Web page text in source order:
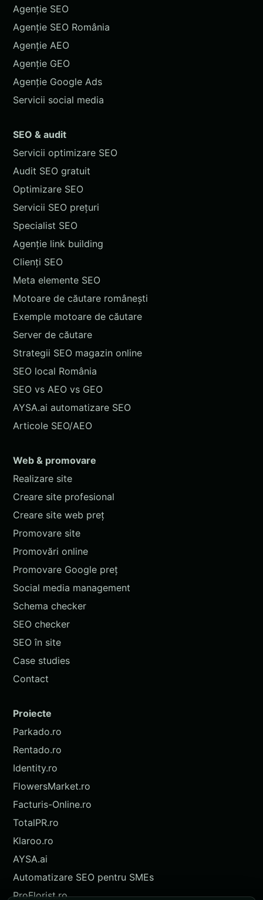
Agenție SEO
Agenție SEO România
Agenție AEO
Agenție GEO
Agenție Google Ads
Servicii social media
SEO & audit
Servicii optimizare SEO
Audit SEO gratuit
Optimizare SEO
Servicii SEO prețuri
Specialist SEO
Agenție link building
Clienți SEO
Meta elemente SEO
Motoare de căutare românești
Exemple motoare de căutare
Server de căutare
Strategii SEO magazin online
SEO local România
SEO vs AEO vs GEO
AYSA.ai automatizare SEO
Articole SEO/AEO
Web & promovare
Realizare site
Creare site profesional
Creare site web preț
Promovare site
Promovări online
Promovare Google preț
Social media management
Schema checker
SEO checker
SEO în site
Case studies
Contact
Proiecte
Parkado.ro
Rentado.ro
Identity.ro
FlowersMarket.ro
Facturis-Online.ro
TotalPR.ro
Klaroo.ro
AYSA.ai
Automatizare SEO pentru SMEs
ProFlorist.ro